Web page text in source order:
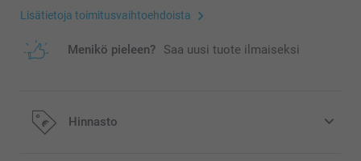
Lisätietoja toimitusvaihtoehdoista
Menikö pieleen? Saa uusi tuote ilmaiseksi
Hinnasto